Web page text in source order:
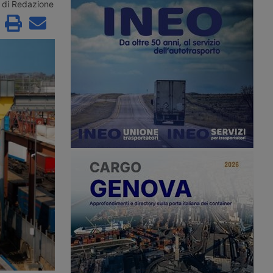
considerato al riparo
riclassificazione del
anche il Middle
l’ingresso di FS Logistix nella
compagine. Nel 2025 la rete ha
movimentato oltre 18 milioni di
tonnellate di merci su ferro, quasi il
95% del traffico ferroviario regionale.
di Redazione